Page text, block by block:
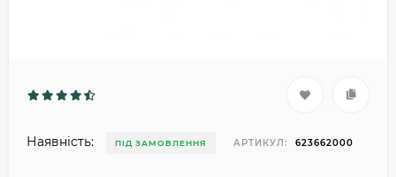
Наявність: ПІД ЗАМОВЛЕННЯ АРТИКУЛ: 623662000